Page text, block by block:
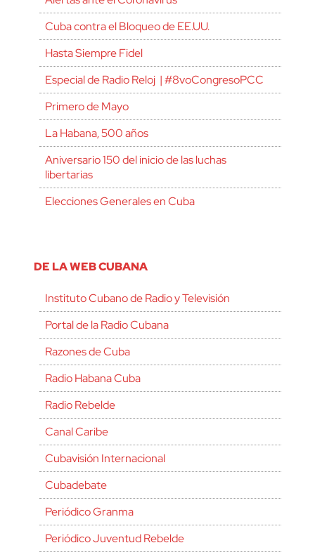
Cuba contra el Bloqueo de EE.UU.
Hasta Siempre Fidel
Especial de Radio Reloj | #8voCongresoPCC
Primero de Mayo
La Habana, 500 años
Aniversario 150 del inicio de las luchas
libertarias
Elecciones Generales en Cuba
DE LA WEB CUBANA
Instituto Cubano de Radio y Televisión
Portal de la Radio Cubana
Razones de Cuba
Radio Habana Cuba
Radio Rebelde
Canal Caribe
Cubavisión Internacional
Cubadebate
Periódico Granma
Periódico Juventud Rebelde